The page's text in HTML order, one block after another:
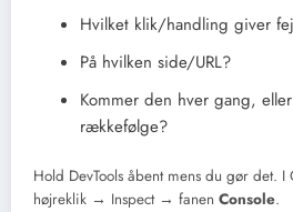
Hvilket klik/handling giver
På hvilken side/URL?
Kommer den hver gang,
rækkefølge?
Hold DevTools åbent mens du gør det.
højreklik → Inspect → fanen Console.